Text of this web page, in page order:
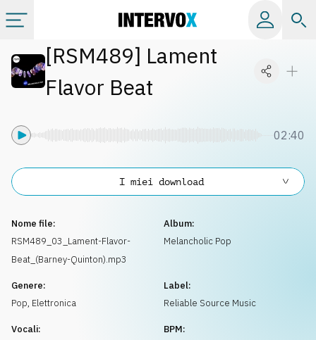
Categorie
[RSM489] Lament
Flavor Beat
02:40
Nome file:
RSM489_03_Lament-Flavor-
Beat_(Barney-Quinton).mp3
Album:
Melancholic Pop
Genere:
Pop, Elettronica
Label:
Reliable Source Music
Vocali:
BPM:
I miei download